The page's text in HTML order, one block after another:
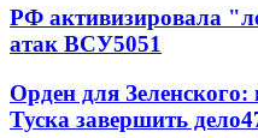
РФ активизировала
атак ВСУ5051
Орден для
Туска завершить дело